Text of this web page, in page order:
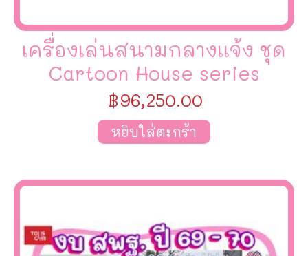
เครื่องเล่นสนามกลางเเจ้ง ชุด
Cartoon House series
฿96,250.00
หยิบใส่ตะกร้า